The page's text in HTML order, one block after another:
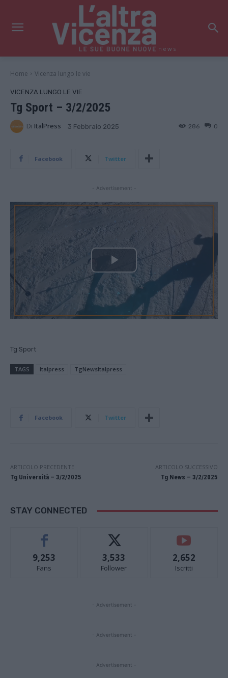
news
Home Vicenza lungo le vie
VICENZA LUNGO LE VIE
Tg Sport – 3/2/2025
Di ItalPress 3 Febbraio 2025 0
286
Facebook Twitter
- Advertisement -
P
l
a
Tg Sport
TAGS Italpress TgNewsItalpress
Facebook Twitter
ARTICOLO PRECEDENTE
Tg Università – 3/2/2025
ARTICOLO SUCCESSIVO
Tg News – 3/2/2025
STAY CONNECTED
9,253
Fans
3,533
Follower
2,652
Iscritti
- Advertisement -
- Advertisement -
- Advertisement -